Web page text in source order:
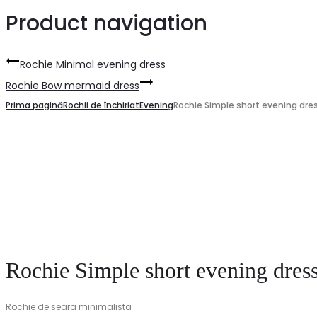
Product navigation
Rochie Minimal evening dress
Rochie Bow mermaid dress
Prima paginăRochii de închiriatEveningRochie Simple short evening
Rochie Simple short evening
Rochie de seara minimalista